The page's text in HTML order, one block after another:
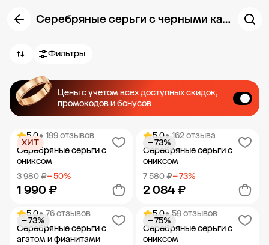
Серебряные серьги с черными камнями
Фильтры
Цены с учетом всех доступных скидок,
промокодов и бонусов
5.0• 199 отзывов
Серебряные серьги с
ониксом
3 980 ₽− 50%
1 990 ₽
ХИТ
Добавить в корзину
5.0• 162 отзыва
Серебряные серьги с
ониксом
7 580 ₽− 73%
2 084 ₽
− 73%
Добавить в корзину
5.0• 76 отзывов
Серебряные серьги с
агатом и фианитами
− 73%
5.0• 59 отзывов
Серебряные серьги с
ониксом
− 75%